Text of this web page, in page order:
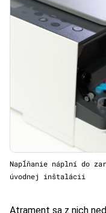
Napĺňanie náplní do
úvodnej inštalácii
Atrament sa z nich